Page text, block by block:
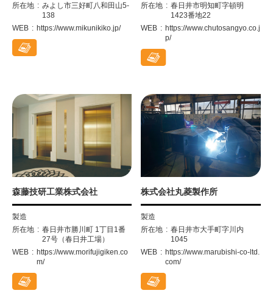
所在地
みよし市三好町八和田山5-
138
WEB
https://www.mikunikiko.jp/
所在地
春日井市明知町字頓明
1423番地22
WEB
https://www.chutosangyo.co.j
p/
森藤技研工業株式会社
製造
所在地
春日井市勝川町 1丁目1番
27号（春日井工場）
WEB
https://www.morifujigiken.co
m/
株式会社丸菱製作所
製造
所在地
春日井市大手町字川内
1045
WEB
https://www.marubishi-co-ltd.
com/